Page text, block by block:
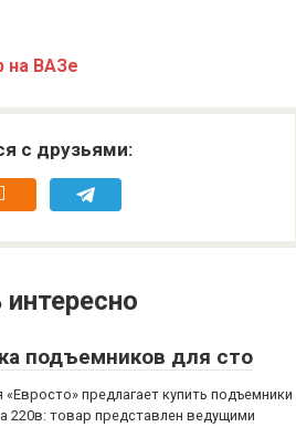
на ВАЗе
с друзьями:
подъемников для сто
«Евросто» предлагает купить подъемники
220в: товар представлен ведущими